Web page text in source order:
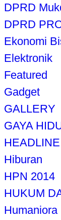
DPRD
DPRD
Ekonomi
Elektronik
Featured
Gadget
GALLERY
GAYA
HEADLINE
Hiburan
HPN 2014
HUKUM
Humaniora